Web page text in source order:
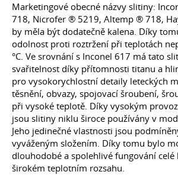
Marketingové obecné názvy slitiny:
718, Nicrofer ® 5219, Altemp ® 718,
by měla být dodatečně kalena. Díky
odolnost proti roztržení při teplotách
°C. Ve srovnání s Inconel 617 má tato
svařitelnost díky přítomnosti titanu a
pro vysokorychlostní detaily leteckých
těsnění, obvazy, spojovací šroubení,
při vysoké teplotě. Díky vysokým
jsou slitiny niklu široce používány v
Jeho jedinečné vlastnosti jsou
vyváženým složením. Díky tomu bylo
dlouhodobé a spolehlivé fungování celé
širokém teplotním rozsahu.